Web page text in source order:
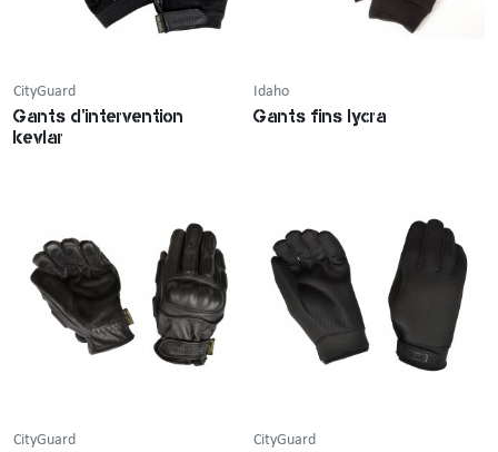
CityGuard
Gants d'intervention
kevlar
Idaho
Gants fins lycra
CityGuard CityGuard